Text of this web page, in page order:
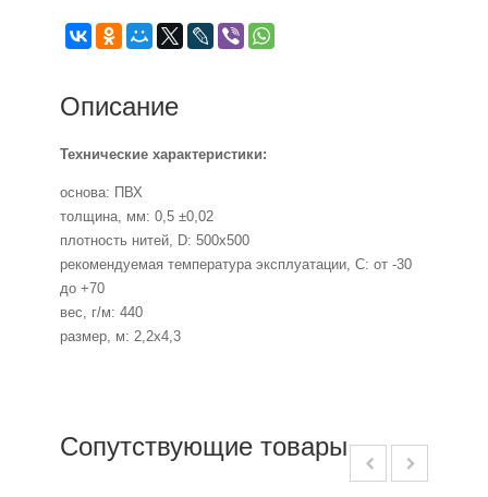
Описание
Технические характеристики:
основа: ПВХ
толщина, мм: 0,5 ±0,02
плотность нитей, D: 500x500
рекомендуемая температура эксплуатации, С: от -30
до +70
вес, г/м: 440
размер, м: 2,2х4,3
Сопутствующие товары